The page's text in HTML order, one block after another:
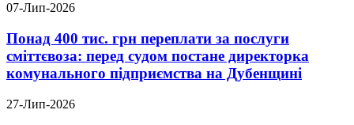
07-Лип-2026
Понад 400 тис. грн переплати за послуги
сміттєвоза: перед судом постане директорка
комунального підприємства на Дубенщині
27-Лип-2026